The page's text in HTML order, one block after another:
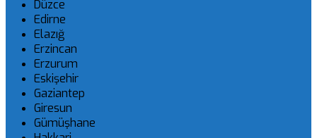
Düzce
Edirne
Elazığ
Erzincan
Erzurum
Eskişehir
Gaziantep
Giresun
Gümüşhane